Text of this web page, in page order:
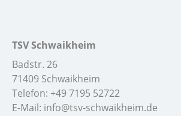
TSV Schwaikheim
Badstr. 26
71409 Schwaikheim
Telefon: +49 7195 52722
E-Mail: info@tsv-schwaikheim.de